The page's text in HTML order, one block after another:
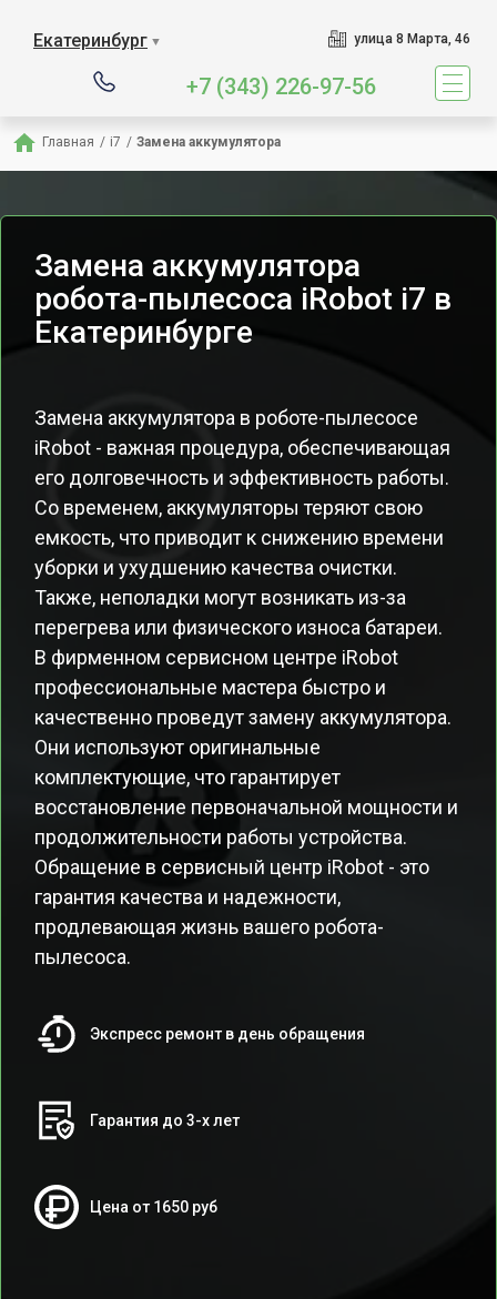
Екатеринбург ▼ улица 8 Марта, 46
+7 (343) 226-97-56
Главная / i7 / Замена аккумулятора
Замена аккумулятора
робота-пылесоса iRobot i7 в
Екатеринбурге
Замена аккумулятора в роботе-пылесосе
iRobot - важная процедура, обеспечивающая
его долговечность и эффективность работы.
Со временем, аккумуляторы теряют свою
емкость, что приводит к снижению времени
уборки и ухудшению качества очистки.
Также, неполадки могут возникать из-за
перегрева или физического износа батареи.
В фирменном сервисном центре iRobot
профессиональные мастера быстро и
качественно проведут замену аккумулятора.
Они используют оригинальные
комплектующие, что гарантирует
восстановление первоначальной мощности и
продолжительности работы устройства.
Обращение в сервисный центр iRobot - это
гарантия качества и надежности,
продлевающая жизнь вашего робота-
пылесоса.
Экспресс ремонт в день обращения
Гарантия до 3-х лет
Цена от 1650 руб